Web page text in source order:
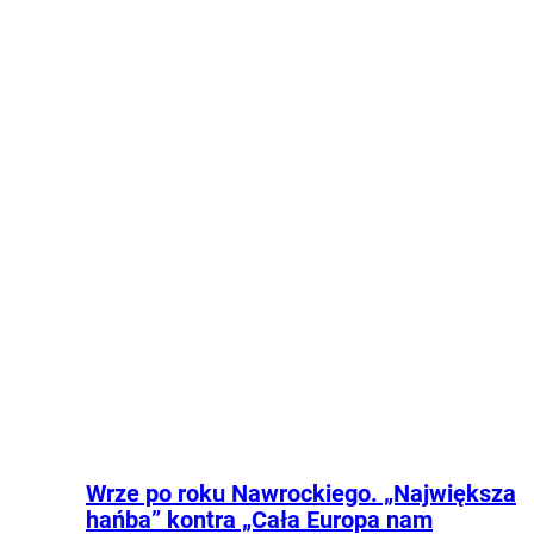
Wrze po roku Nawrockiego. „Największa
hańba” kontra „Cała Europa nam